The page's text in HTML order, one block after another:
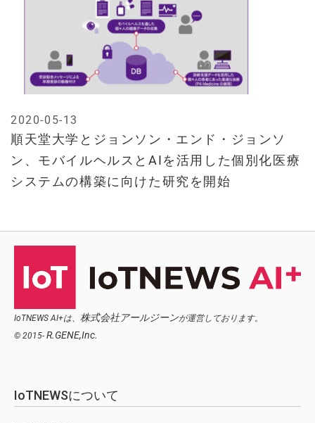
順天堂大学とジョンソン・エンド・ジョンソ
ン、モバイルヘルスとAIを活用した個別化医療
システムの構築に向けた研究を開始
2020-05-13
IoTNEWS AI+は、 株式会社アールジーンが運営しております。
© 2015- R.GENE,Inc.
IoTNEWSについて